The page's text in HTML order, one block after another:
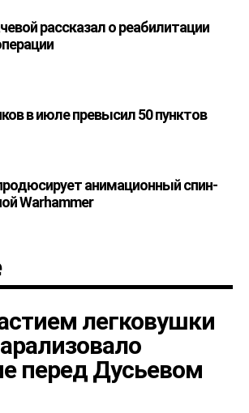
рассказал о реабилитации
в июле превысил 50 пунктов
анимационный спин-
Warhammer
легковушки
перед Дусьевом